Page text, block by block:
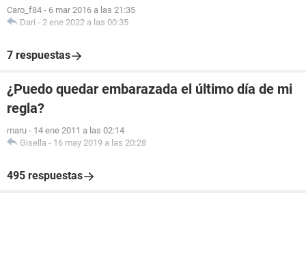
Caro_f84 - 6 mar 2016 a las 21:35
Dari - 2 ene 2022 a las 00:35
7 respuestas
¿Puedo quedar embarazada el último día de mi
regla?
maru - 14 ene 2011 a las 02:14
Gisella - 16 may 2019 a las 20:28
495 respuestas